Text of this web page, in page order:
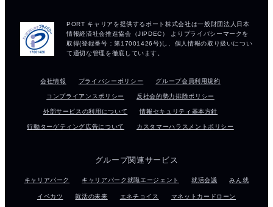
会社情報 プライバシーポリシー グループ会員利用規約
コンプライアンスポリシー 反社会的勢力排除ポリシー
外部サービスの利用について 情報セキュリティ基本方針
行動ターゲティング広告について カスタマーハラスメントポリシー